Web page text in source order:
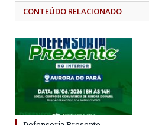
CONTEÚDO RELACIONADO